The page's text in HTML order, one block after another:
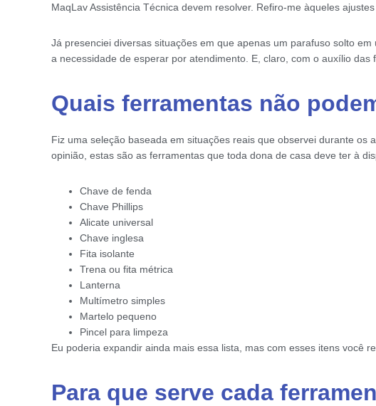
MaqLav Assistência Técnica devem resolver. Refiro-me àqueles
Já presenciei diversas situações em que apenas um parafuso solto
a necessidade de esperar por atendimento. E, claro, com o auxílio das
Quais ferramentas não
Fiz uma seleção baseada em situações reais que observei durante
opinião, estas são as ferramentas que toda dona de casa deve ter à
Chave de fenda
Chave Phillips
Alicate universal
Chave inglesa
Fita isolante
Trena ou fita métrica
Lanterna
Multímetro simples
Martelo pequeno
Pincel para limpeza
Eu poderia expandir ainda mais essa lista, mas com esses itens você
Para que serve cada